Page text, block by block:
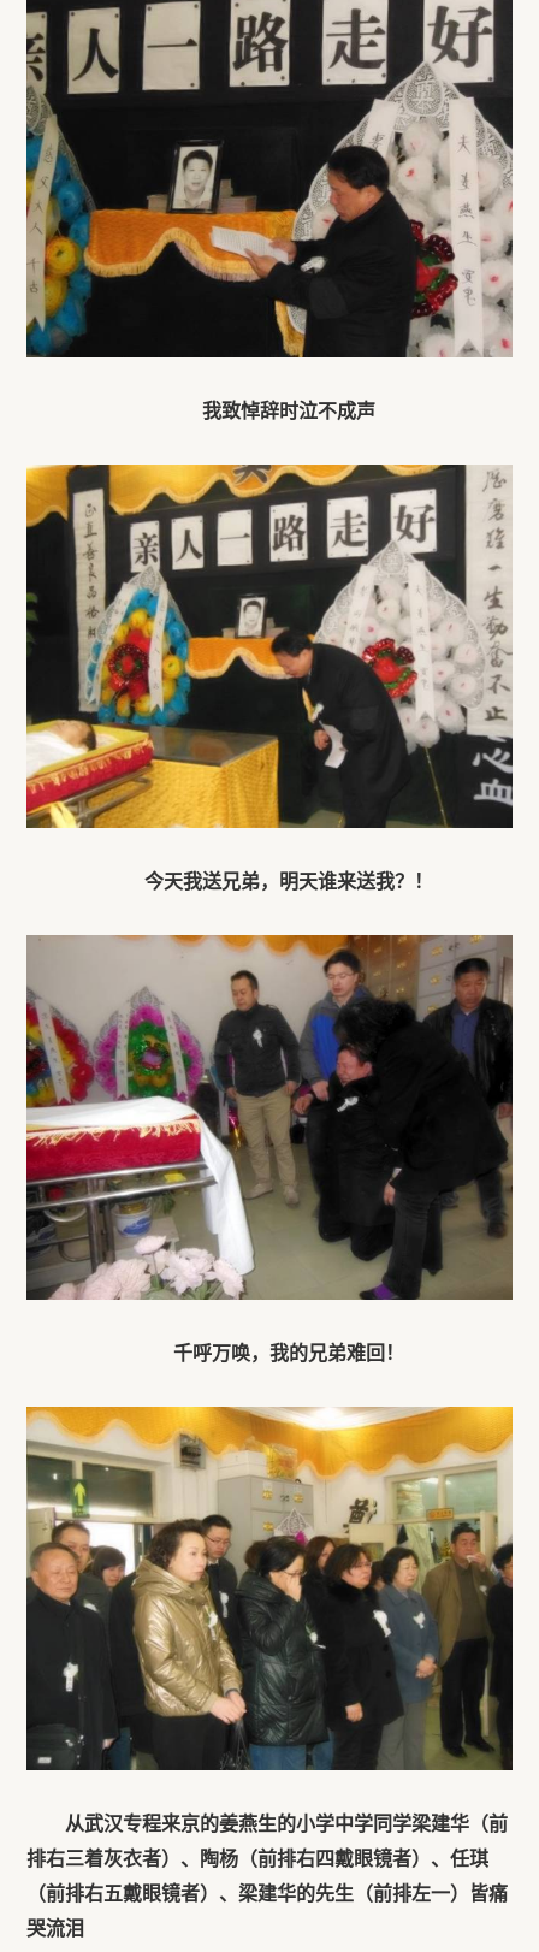
我致悼辞时泣不成声
今天我送兄弟，明天谁来送我？！
千呼万唤，我的兄弟难回！
从武汉专程来京的姜燕生的小学中学同学梁建华（前
排右三着灰衣者）、陶杨（前排右四戴眼镜者）、任琪
（前排右五戴眼镜者）、梁建华的先生（前排左一） 皆痛
哭流泪